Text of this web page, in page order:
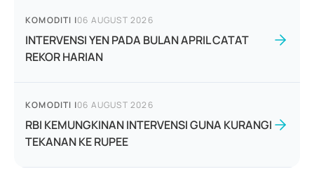
KOMODITI |06 AUGUST 2026
INTERVENSI YEN PADA BULAN APRIL CATAT
REKOR HARIAN
KOMODITI |06 AUGUST 2026
RBI KEMUNGKINAN INTERVENSI GUNA KURANGI
TEKANAN KE RUPEE